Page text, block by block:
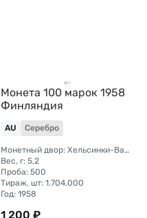
Монета 100 марок 1958
Финляндия
AU Серебро
Монетный двор: Хельсинки-Вантаа
Вес, г: 5,2
Проба: 500
Тираж, шт: 1.704.000
Год: 1958
1 200 ₽